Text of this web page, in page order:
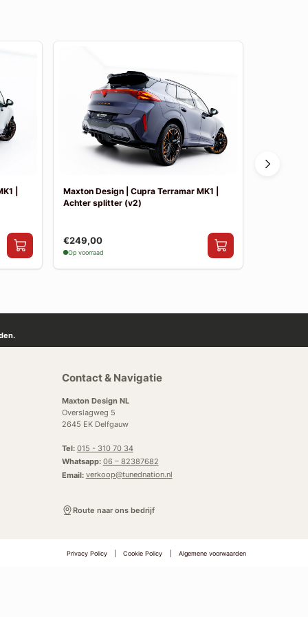
|
Maxton Design | Cupra Terramar MK1 |
Achter splitter (v2)
€249,00
Op voorraad
Contact & Navigatie
Maxton Design NL
Overslagweg 5
2645 EK Delfgauw
Tel: 015 - 310 70 34
Whatsapp: 06 – 82387682
Email: verkoop@tunednation.nl
Route naar ons bedrijf
Privacy Policy Cookie Policy Algemene voorwaarden